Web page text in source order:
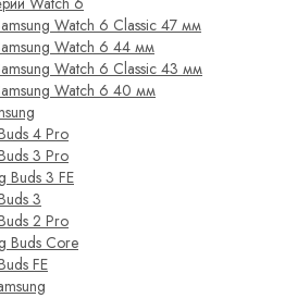
Watch 6 Classic 47 мм
Watch 6 44 мм
Watch 6 Classic 43 мм
Watch 6 40 мм
4 Pro
3 Pro
Buds 3 FE
3
2 Pro
Buds Core
FE